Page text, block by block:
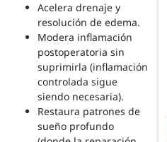
Acelera drenaje y
resolución de edema.
Modera inflamación
postoperatoria sin
suprimirla (inflamación
controlada sigue
siendo necesaria).
Restaura patrones de
sueño profundo